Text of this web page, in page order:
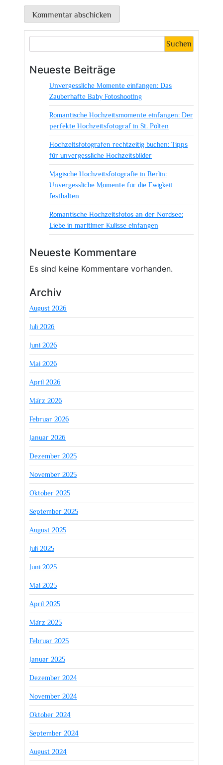
Suchen
Neueste Beiträge
Unvergessliche Momente einfangen: Das
Zauberhafte Baby Fotoshooting
Romantische Hochzeitsmomente einfangen: Der
perfekte Hochzeitsfotograf in St. Pölten
Hochzeitsfotografen rechtzeitig buchen: Tipps
für unvergessliche Hochzeitsbilder
Magische Hochzeitsfotografie in Berlin:
Unvergessliche Momente für die Ewigkeit
festhalten
Romantische Hochzeitsfotos an der Nordsee:
Liebe in maritimer Kulisse einfangen
Neueste Kommentare
Es sind keine Kommentare vorhanden.
Archiv
August 2026
Juli 2026
Juni 2026
Mai 2026
April 2026
März 2026
Februar 2026
Januar 2026
Dezember 2025
November 2025
Oktober 2025
September 2025
August 2025
Juli 2025
Juni 2025
Mai 2025
April 2025
März 2025
Februar 2025
Januar 2025
Dezember 2024
November 2024
Oktober 2024
September 2024
August 2024